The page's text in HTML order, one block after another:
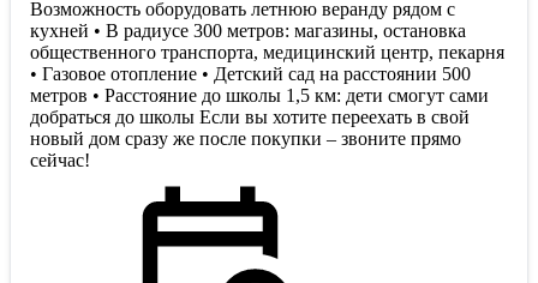
Возможность оборудовать летнюю веранду рядом с
кухней • В радиусе 300 метров: магазины, остановка
общественного транспорта, медицинский центр, пекарня
• Газовое отопление • Детский сад на расстоянии 500
метров • Расстояние до школы 1,5 км: дети смогут сами
добраться до школы Если вы хотите переехать в свой
новый дом сразу же после покупки – звоните прямо
сейчас!